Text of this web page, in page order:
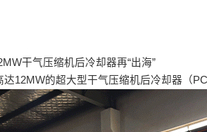
干气压缩机后冷却器再“出海”
12MW的超大型干气压缩机后冷却器（